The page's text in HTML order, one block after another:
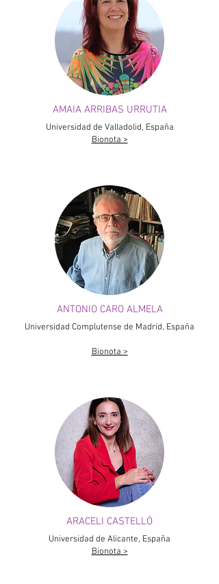
AMAIA ARRIBAS URRUTIA
Universidad de Valladolid, España
Bionota >
ANTONIO CARO ALMELA
Universidad Complutense de Madrid, España
Bionota >
ARACELI CASTELLÓ
Universidad de Alicante, España
Bionota >